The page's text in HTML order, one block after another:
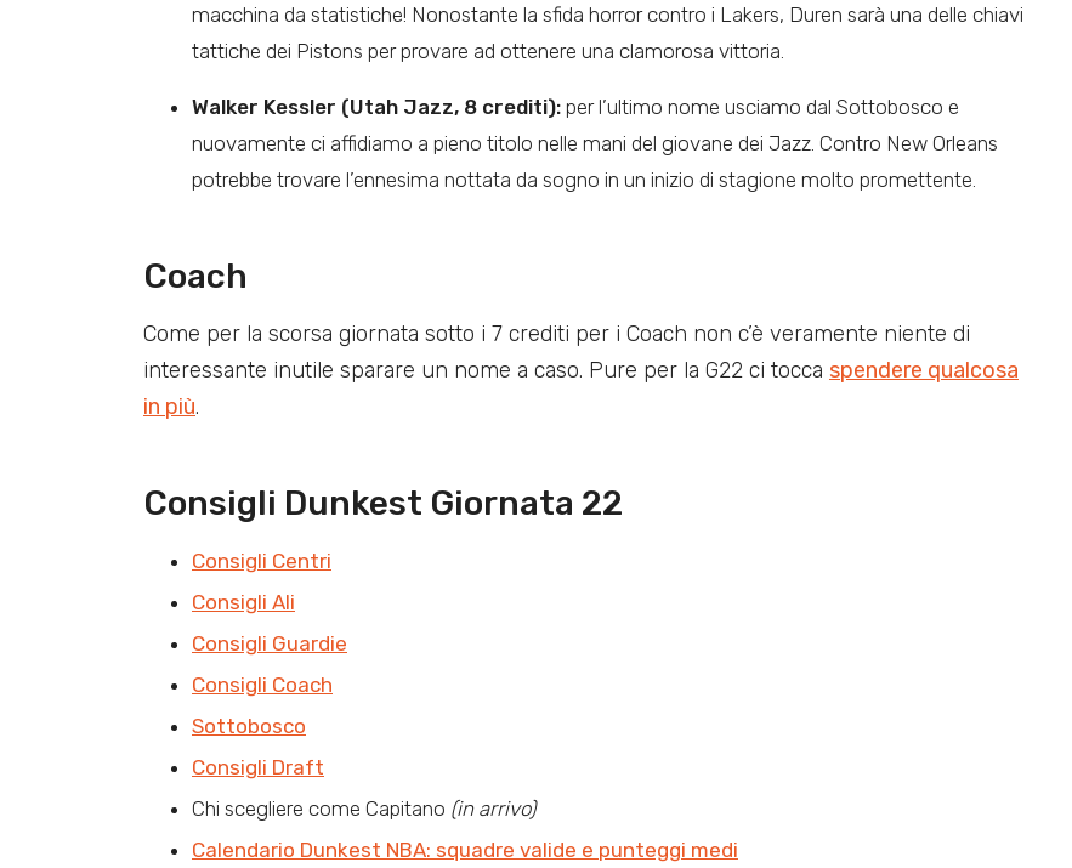
macchina da statistiche! Nonostante la sfida horror contro i Lakers, Duren sarà una delle chiavi
tattiche dei Pistons per provare ad ottenere una clamorosa vittoria.
Walker Kessler (Utah Jazz, 8 crediti): per l’ultimo nome usciamo dal Sottobosco e
nuovamente ci affidiamo a pieno titolo nelle mani del giovane dei Jazz. Contro New Orleans
potrebbe trovare l’ennesima nottata da sogno in un inizio di stagione molto promettente.
Coach
Come per la scorsa giornata sotto i 7 crediti per i Coach non c’è veramente niente di
interessante inutile sparare un nome a caso. Pure per la G22 ci tocca spendere qualcosa
in più.
Consigli Dunkest Giornata 22
Consigli Centri
Consigli Ali
Consigli Guardie
Consigli Coach
Sottobosco
Consigli Draft
Chi scegliere come Capitano (in arrivo)
Calendario Dunkest NBA: squadre valide e punteggi medi